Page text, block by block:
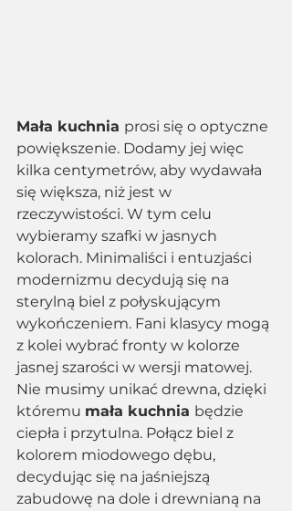
Mała kuchnia prosi się o optyczne
powiększenie. Dodamy jej więc
kilka centymetrów, aby wydawała
się większa, niż jest w
rzeczywistości. W tym celu
wybieramy szafki w jasnych
kolorach. Minimaliści i entuzjaści
modernizmu decydują się na
sterylną biel z połyskującym
wykończeniem. Fani klasycy mogą
z kolei wybrać fronty w kolorze
jasnej szarości w wersji matowej.
Nie musimy unikać drewna, dzięki
któremu mała kuchnia będzie
ciepła i przytulna. Połącz biel z
kolorem miodowego dębu,
decydując się na jaśniejszą
zabudowę na dole i drewnianą na